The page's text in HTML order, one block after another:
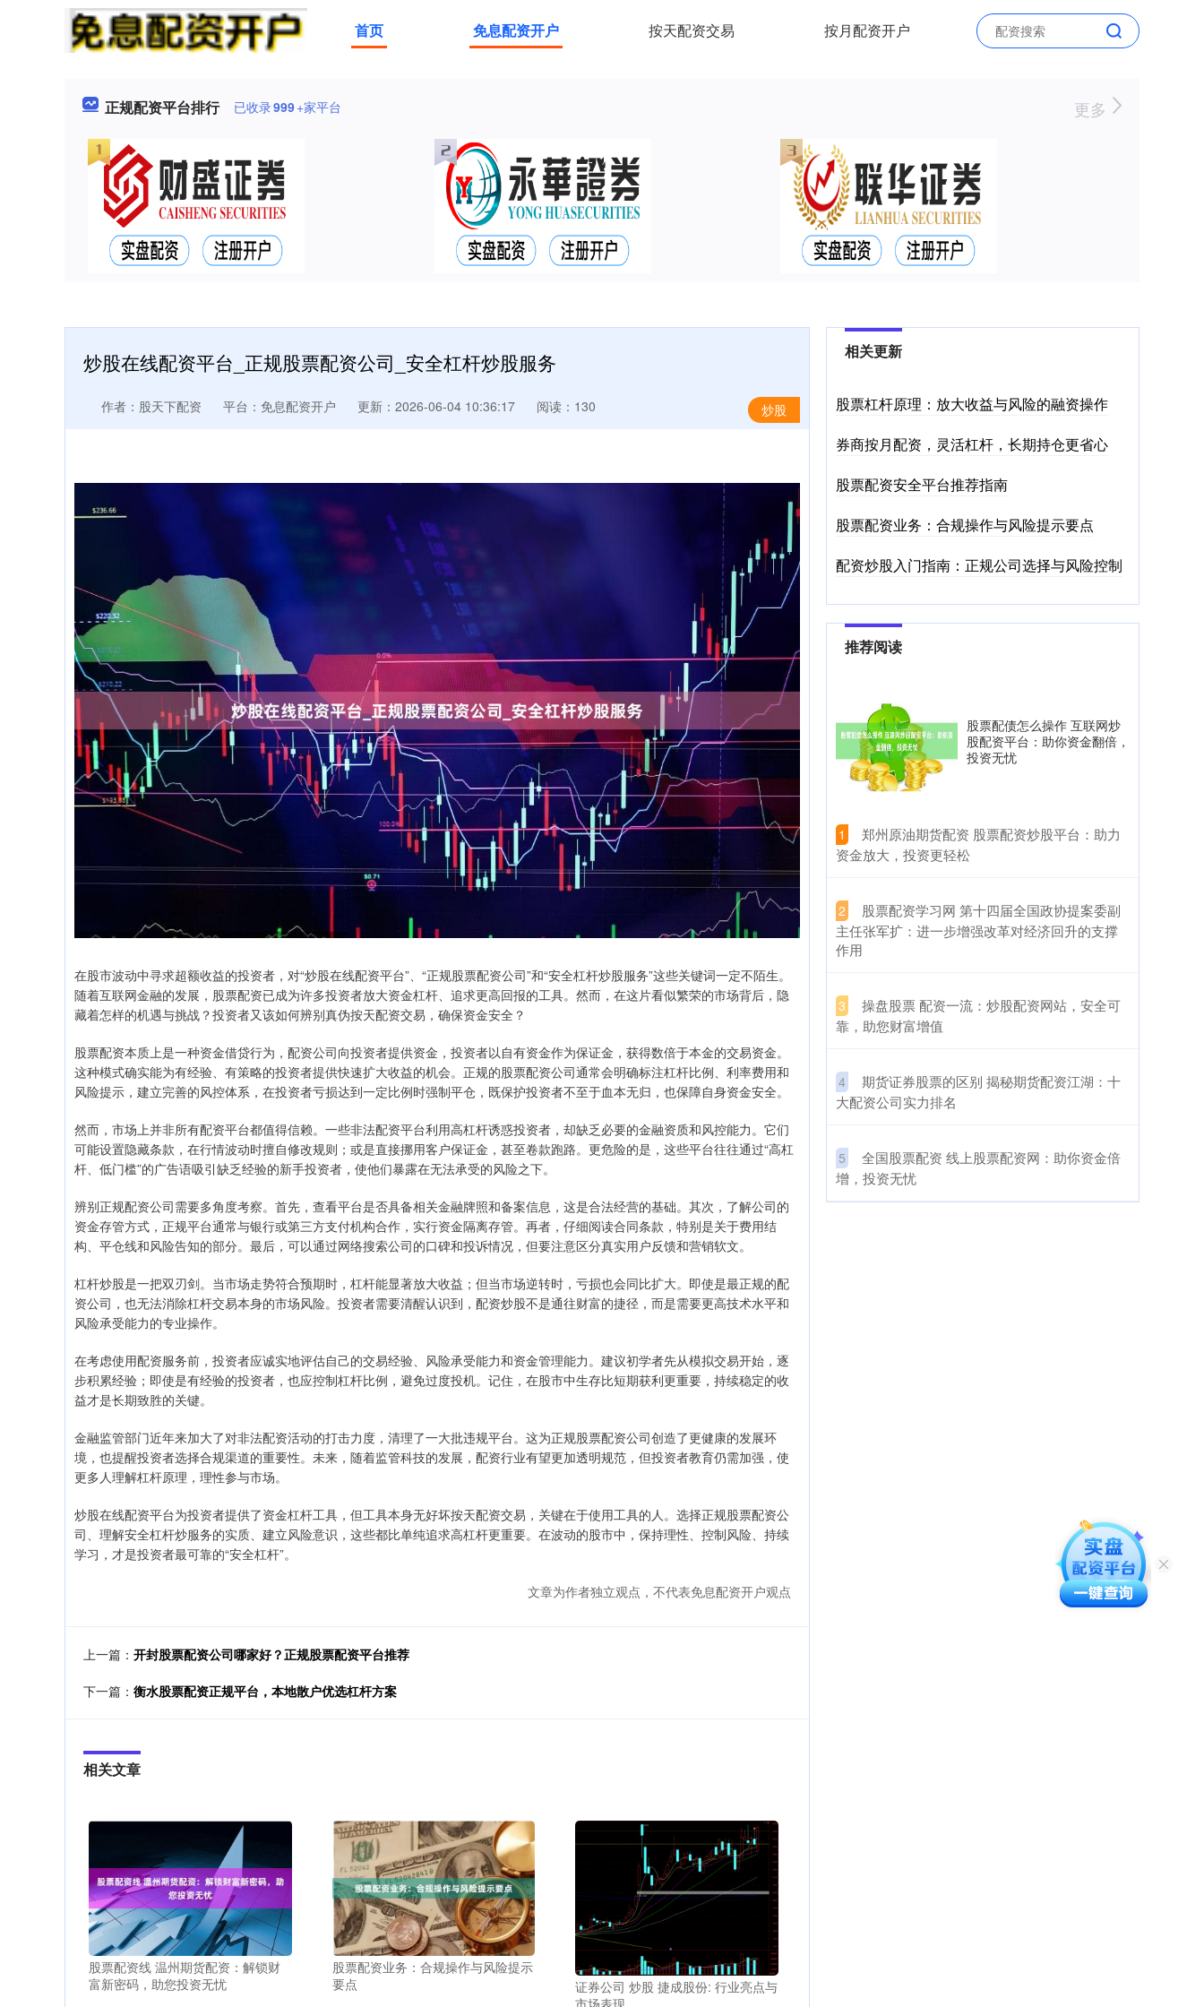
首页 免息配资开户 按天配资交易 按月配资开户
正规配资平台排行 已收录999+家平台 更多
炒股在线配资平台_正规股票配资公司_安全杠杆炒股服务
炒股
作者：股天下配资 平台：免息配资开户 更新：2026-06-04 10:36:17 阅读：130
在股市波动中寻求超额收益的投资者，对“炒股在线配资平台”、“正规股票配资公司”和“安全杠杆炒股服务”这些关键词一定不陌生。
随着互联网金融的发展，股票配资已成为许多投资者放大资金杠杆、追求更高回报的工具。然而，在这片看似繁荣的市场背后，隐
藏着怎样的机遇与挑战？投资者又该如何辨别真伪按天配资交易，确保资金安全？
股票配资本质上是一种资金借贷行为，配资公司向投资者提供资金，投资者以自有资金作为保证金，获得数倍于本金的交易资金。
这种模式确实能为有经验、有策略的投资者提供快速扩大收益的机会。正规的股票配资公司通常会明确标注杠杆比例、利率费用和
风险提示，建立完善的风控体系，在投资者亏损达到一定比例时强制平仓，既保护投资者不至于血本无归，也保障自身资金安全。
然而，市场上并非所有配资平台都值得信赖。一些非法配资平台利用高杠杆诱惑投资者，却缺乏必要的金融资质和风控能力。它们
可能设置隐藏条款，在行情波动时擅自修改规则；或是直接挪用客户保证金，甚至卷款跑路。更危险的是，这些平台往往通过“高杠
杆、低门槛”的广告语吸引缺乏经验的新手投资者，使他们暴露在无法承受的风险之下。
辨别正规配资公司需要多角度考察。首先，查看平台是否具备相关金融牌照和备案信息，这是合法经营的基础。其次，了解公司的
资金存管方式，正规平台通常与银行或第三方支付机构合作，实行资金隔离存管。再者，仔细阅读合同条款，特别是关于费用结
构、平仓线和风险告知的部分。最后，可以通过网络搜索公司的口碑和投诉情况，但要注意区分真实用户反馈和营销软文。
杠杆炒股是一把双刃剑。当市场走势符合预期时，杠杆能显著放大收益；但当市场逆转时，亏损也会同比扩大。即使是最正规的配
资公司，也无法消除杠杆交易本身的市场风险。投资者需要清醒认识到，配资炒股不是通往财富的捷径，而是需要更高技术水平和
风险承受能力的专业操作。
在考虑使用配资服务前，投资者应诚实地评估自己的交易经验、风险承受能力和资金管理能力。建议初学者先从模拟交易开始，逐
步积累经验；即使是有经验的投资者，也应控制杠杆比例，避免过度投机。记住，在股市中生存比短期获利更重要，持续稳定的收
益才是长期致胜的关键。
金融监管部门近年来加大了对非法配资活动的打击力度，清理了一大批违规平台。这为正规股票配资公司创造了更健康的发展环
境，也提醒投资者选择合规渠道的重要性。未来，随着监管科技的发展，配资行业有望更加透明规范，但投资者教育仍需加强，使
更多人理解杠杆原理，理性参与市场。
炒股在线配资平台为投资者提供了资金杠杆工具，但工具本身无好坏按天配资交易，关键在于使用工具的人。选择正规股票配资公
司、理解安全杠杆炒服务的实质、建立风险意识，这些都比单纯追求高杠杆更重要。在波动的股市中，保持理性、控制风险、持续
学习，才是投资者最可靠的“安全杠杆”。
文章为作者独立观点，不代表免息配资开户观点
上一篇： 开封股票配资公司哪家好？正规股票配资平台推荐
下一篇： 衡水股票配资正规平台，本地散户优选杠杆方案
相关文章
股票配资线 温州期货配资：解锁财
富新密码，助您投资无忧
股票配资业务：合规操作与风险提示
要点
证券公司 炒股 捷成股份: 行业亮点与
相关更新
股票杠杆原理：放大收益与风险的融资操作
券商按月配资，灵活杠杆，长期持仓更省心
股票配资安全平台推荐指南
股票配资业务：合规操作与风险提示要点
配资炒股入门指南：正规公司选择与风险控制
推荐阅读
股票配债怎么操作 互联网炒
股配资平台：助你资金翻倍，
投资无忧
1
​郑州原油期货配资 股票配资炒股平台：助力
资金放大，投资更轻松
2
​股票配资学习网 第十四届全国政协提案委副
主任张军扩：进一步增强改革对经济回升的支撑
作用
3
​操盘股票 配资一流：炒股配资网站，安全可
靠，助您财富增值
4
​期货证券股票的区别 揭秘期货配资江湖：十
大配资公司实力排名
5
​全国股票配资 线上股票配资网：助你资金倍
增，投资无忧